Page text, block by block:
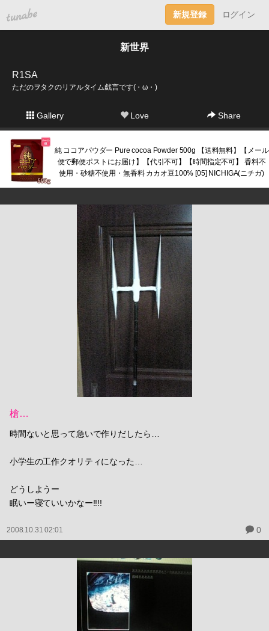
tuna.be 新規登録 ログイン
新世界
R1SA
ただのヲタクのリアルタイム戯言です(・ω・)
Gallery Love Share
純 ココアパウダー Pure cocoa Powder 500g 【送料無料】【メール
便で郵便ポストにお届け】【代引不可】【時間指定不可】 香料不
使用・砂糖不使用・無香料 カカオ豆100% [05] NICHIGA(ニチガ)
槍…
時間ないと思って急いで作りだしたら…
小学生の工作クオリティになった…
どうしようー
眠いー寝ていいかなー!!!!
2008.10.31 02:01 0